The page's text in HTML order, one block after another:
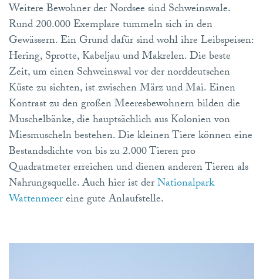
Weitere Bewohner der Nordsee sind Schweinswale.
Rund 200.000 Exemplare tummeln sich in den
Gewässern. Ein Grund dafür sind wohl ihre Leibspeisen:
Hering, Sprotte, Kabeljau und Makrelen. Die beste
Zeit, um einen Schweinswal vor der norddeutschen
Küste zu sichten, ist zwischen März und Mai. Einen
Kontrast zu den großen Meeresbewohnern bilden die
Muschelbänke, die hauptsächlich aus Kolonien von
Miesmuscheln bestehen. Die kleinen Tiere können eine
Bestandsdichte von bis zu 2.000 Tieren pro
Quadratmeter erreichen und dienen anderen Tieren als
Nahrungsquelle. Auch hier ist derNationalpark
Wattenmeereine gute Anlaufstelle.